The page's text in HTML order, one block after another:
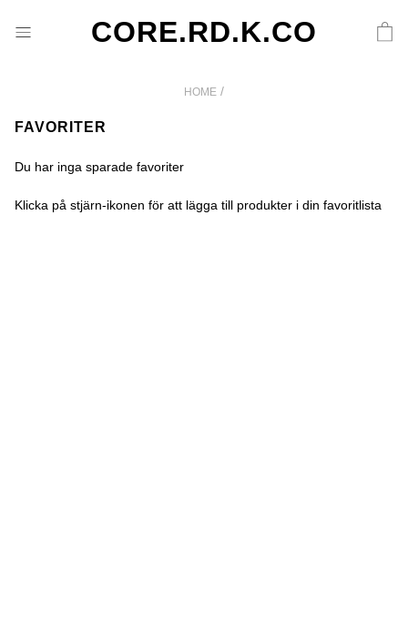
CORE.RD.K.CO
HOME /
FAVORITER
Du har inga sparade favoriter
Klicka på stjärn-ikonen för att lägga till produkter i din favoritlista